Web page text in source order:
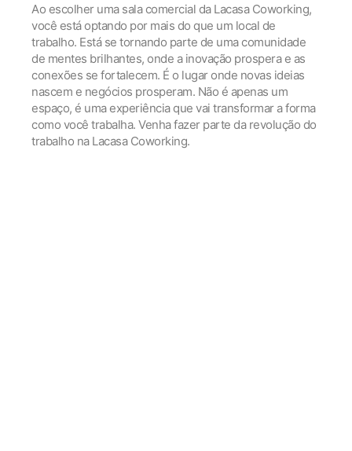
Ao escolher uma sala comercial da Lacasa Coworking,
você está optando por mais do que um local de
trabalho. Está se tornando parte de uma comunidade
de mentes brilhantes, onde a inovação prospera e as
conexões se fortalecem. É o lugar onde novas ideias
nascem e negócios prosperam. Não é apenas um
espaço, é uma experiência que vai transformar a forma
como você trabalha. Venha fazer parte da revolução do
trabalho na Lacasa Coworking.